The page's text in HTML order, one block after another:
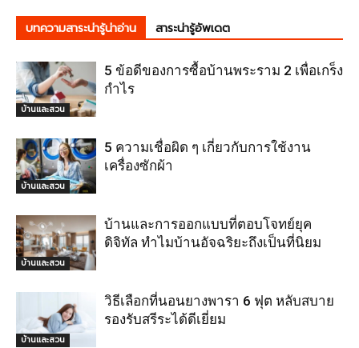
บทความสาระน่ารู้น่าอ่าน สาระน่ารู้อัพเดต
บ้านและสวน
5 ข้อดีของการซื้อบ้านพระราม 2 เพื่อเกร็ง
กำไร
บ้านและสวน
5 ความเชื่อผิด ๆ เกี่ยวกับการใช้งาน
เครื่องซักผ้า
บ้านและสวน
บ้านและการออกแบบที่ตอบโจทย์ยุค
ดิจิทัล ทำไมบ้านอัจฉริยะถึงเป็นที่นิยม
บ้านและสวน
วิธีเลือกที่นอนยางพารา 6 ฟุต หลับสบาย
รองรับสรีระได้ดีเยี่ยม